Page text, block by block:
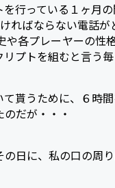
行っている１ヶ月
ればならない電話
や各プレーヤーの
プトを組むと言う毎
貰うために、６時
だが・・・
日に、私の口の周